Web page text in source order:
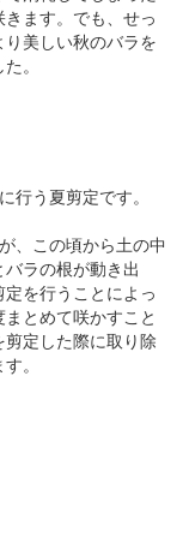
ます。でも、せっ
美しい秋のバラを
。
行う夏剪定です。
、この頃から土の中
ラの根が動き出
を行うことによっ
とめて咲かすこと
定した際に取り除
。